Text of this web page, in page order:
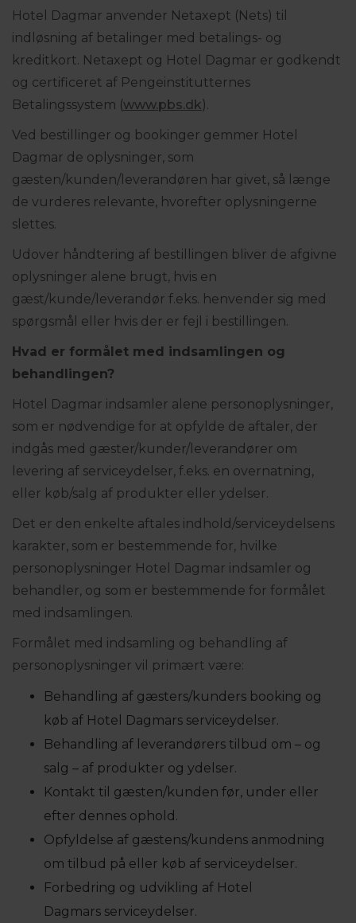
Hotel Dagmar anvender Netaxept (Nets) til
indløsning af betalinger med betalings- og
kreditkort. Netaxept og Hotel Dagmar er godkendt
og certificeret af Pengeinstitutternes
Betalingssystem (www.pbs.dk).
Ved bestillinger og bookinger gemmer Hotel
Dagmar de oplysninger, som
gæsten/kunden/leverandøren har givet, så længe
de vurderes relevante, hvorefter oplysningerne
slettes.
Udover håndtering af bestillingen bliver de afgivne
oplysninger alene brugt, hvis en
gæst/kunde/leverandør f.eks. henvender sig med
spørgsmål eller hvis der er fejl i bestillingen.
Hvad er formålet med indsamlingen og
behandlingen?
Hotel Dagmar indsamler alene personoplysninger,
som er nødvendige for at opfylde de aftaler, der
indgås med gæster/kunder/leverandører om
levering af serviceydelser, f.eks. en overnatning,
eller køb/salg af produkter eller ydelser.
Det er den enkelte aftales indhold/serviceydelsens
karakter, som er bestemmende for, hvilke
personoplysninger Hotel Dagmar indsamler og
behandler, og som er bestemmende for formålet
med indsamlingen.
Formålet med indsamling og behandling af
personoplysninger vil primært være:
Behandling af gæsters/kunders booking og
køb af Hotel Dagmars serviceydelser.
Behandling af leverandørers tilbud om – og
salg – af produkter og ydelser.
Kontakt til gæsten/kunden før, under eller
efter dennes ophold.
Opfyldelse af gæstens/kundens anmodning
om tilbud på eller køb af serviceydelser.
Forbedring og udvikling af Hotel
Dagmars serviceydelser.